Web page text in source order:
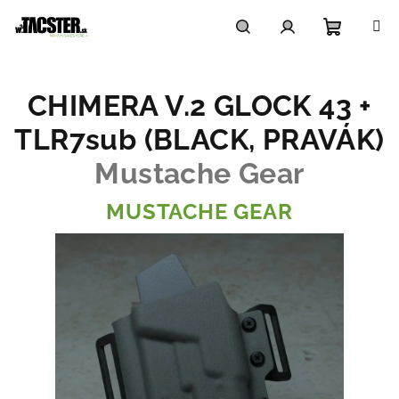
košík
CHIMERA V.2 GLOCK 43 +
TLR7sub (BLACK, PRAVÁK)
Mustache Gear
MUSTACHE GEAR